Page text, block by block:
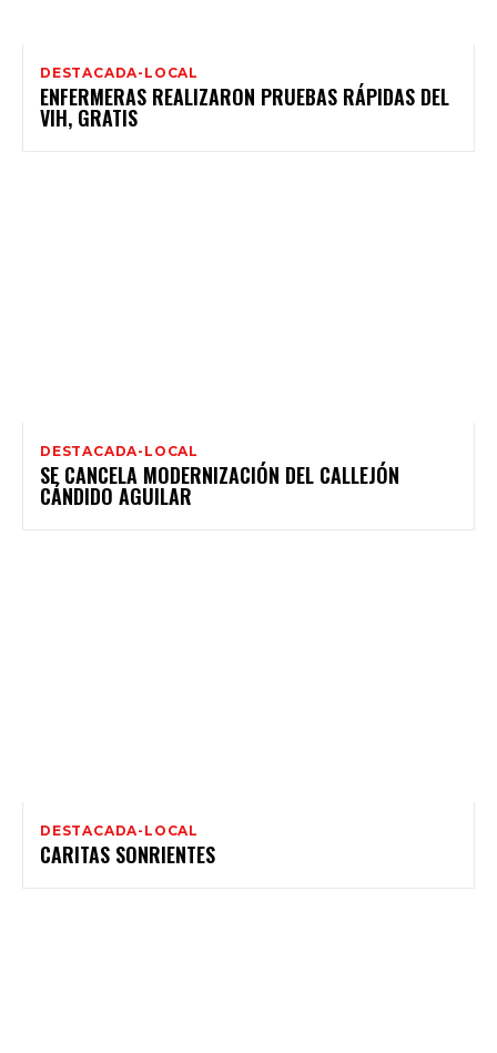
DESTACADA-LOCAL
ENFERMERAS REALIZARON PRUEBAS RÁPIDAS DEL
VIH, GRATIS
DESTACADA-LOCAL
SE CANCELA MODERNIZACIÓN DEL CALLEJÓN
CÁNDIDO AGUILAR
DESTACADA-LOCAL
CARITAS SONRIENTES